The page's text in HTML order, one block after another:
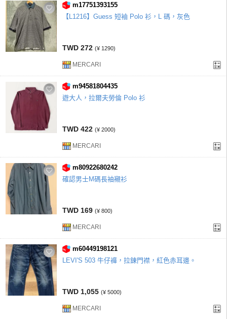
m17751393155
【L1216】Guess 短袖 Polo 衫，L 碼，灰色
TWD 272 (¥ 1290)
MERCARI
m94581804435
遊大人，拉爾夫勞倫 Polo 衫
TWD 422 (¥ 2000)
MERCARI
m80922680242
確認男士M碼長袖襯衫
TWD 169 (¥ 800)
MERCARI
m60449198121
LEVI'S 503 牛仔褲，拉鍊門襟，紅色赤耳邊。
TWD 1,055 (¥ 5000)
MERCARI